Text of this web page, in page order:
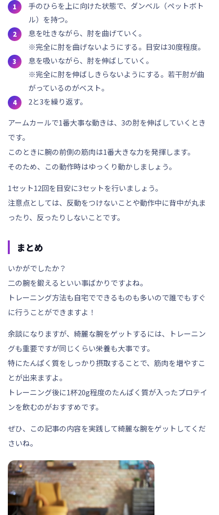
手のひらを上に向けた状態で、ダンベル（ペットボト
ル）を持つ。
息を吐きながら、肘を曲げていく。
※完全に肘を曲げないようにする。目安は30度程度。
息を吸いながら、肘を伸ばしていく。
※完全に肘を伸ばしきらないようにする。若干肘が曲
がっているのがベスト。
2と3を繰り返す。
アームカールで1番大事な動きは、3の肘を伸ばしていくとき
です。
このときに腕の前側の筋肉は1番大きな力を発揮します。
そのため、この動作時はゆっくり動かしましょう。
1セット12回を目安に3セットを行いましょう。
注意点としては、反動をつけないことや動作中に背中が丸ま
ったり、反ったりしないことです。
まとめ
いかがでしたか？
二の腕を鍛えるといい事ばかりですよね。
トレーニング方法も自宅でできるものも多いので誰でもすぐ
に行うことができますよ！
余談になりますが、綺麗な腕をゲットするには、トレーニン
グも重要ですが同じくらい栄養も大事です。
特にたんぱく質をしっかり摂取することで、筋肉を増やすこ
とが出来ますよ。
トレーニング後に1杯20g程度のたんぱく質が入ったプロテイ
ンを飲むのがおすすめです。
ぜひ、この記事の内容を実践して綺麗な腕をゲットしてくだ
さいね。